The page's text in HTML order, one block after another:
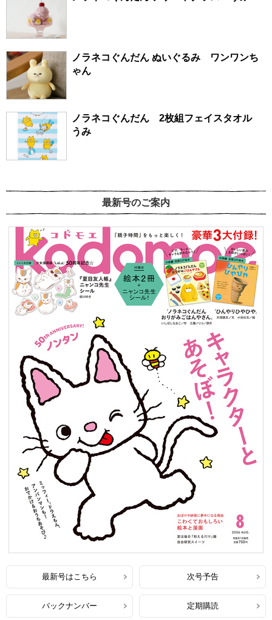
ノラネコぐんだん ぬいぐるみ ワンワンち
ゃん
ノラネコぐんだん 2枚組フェイスタオル
うみ
最新号のご案内
最新号はこちら 次号予告
バックナンバー 定期購読